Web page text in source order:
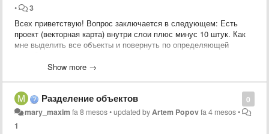
•
3
Всех приветствую! Вопрос заключается в следующем: Есть
проект (векторная карта) внутри слои плюс минус 10 штук. Как
мне выделить все объекты и повернуть по определяющей
Show more →
0
Разделение объектов
mary_maxim fa 8 mesos•updated by Artem Popovfa 4 mesos•
1